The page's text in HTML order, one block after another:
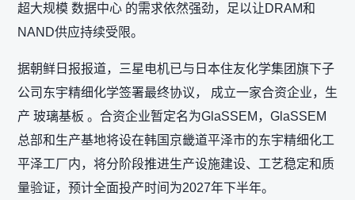
超大规模 数据中心 的需求依然强劲，足以让DRAM和
NAND供应持续受限。
据朝鲜日报报道，三星电机已与日本住友化学集团旗下子
公司东宇精细化学签署最终协议， 成立一家合资企业，生
产 玻璃基板 。合资企业暂定名为GlaSSEM，GlaSSEM
总部和生产基地将设在韩国京畿道平泽市的东宇精细化工
平泽工厂内，将分阶段推进生产设施建设、工艺稳定和质
量验证，预计全面投产时间为2027年下半年。